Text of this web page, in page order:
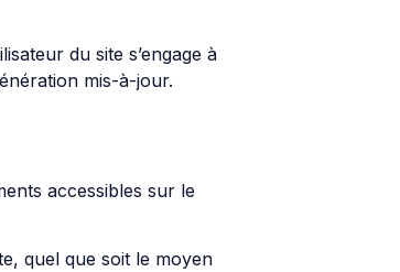
du site s’engage à
mis-à-jour.
accessibles sur le
quel que soit le moyen